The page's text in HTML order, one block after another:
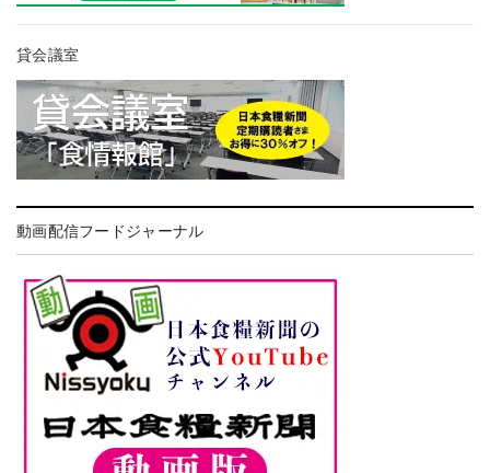
貸会議室
動画配信フードジャーナル